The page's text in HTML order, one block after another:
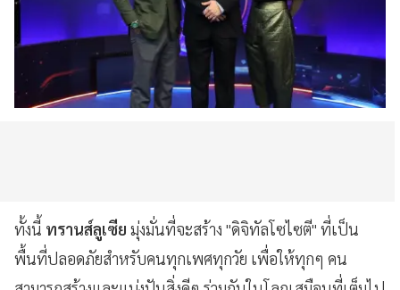
ทั้งนี้ ทรานส์ลูเซีย มุ่งมั่นที่จะสร้าง "ดิจิทัลโซไซตี" ที่เป็น
พื้นที่ปลอดภัยสำหรับคนทุกเพศทุกวัย เพื่อให้ทุกๆ คน